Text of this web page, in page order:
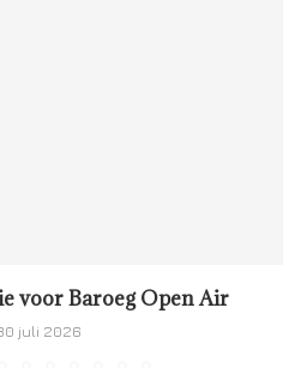
voor Baroeg Open Air
juli 2026